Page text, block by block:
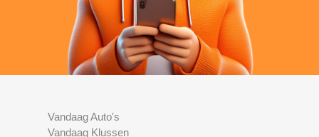
Vandaag Auto's
Vandaag Klussen